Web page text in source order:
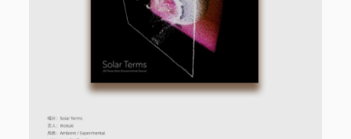
欢迎演出、音乐授权等合作
添加请说明来意并提供姓名和所属机构名称。